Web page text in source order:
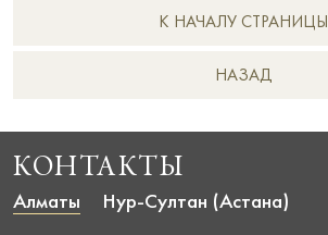
К НАЧАЛУ СТРАНИЦЫ
НAЗАД
КОНТАКТЫ
Алматы Нур-Султан (Астана)